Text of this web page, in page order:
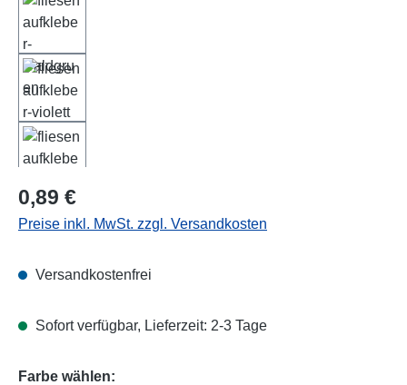
Regulärer Preis:
0,89 €
Preise inkl. MwSt. zzgl. Versandkosten
Versandkostenfrei
Sofort verfügbar, Lieferzeit: 2-3 Tage
Farbe wählen: